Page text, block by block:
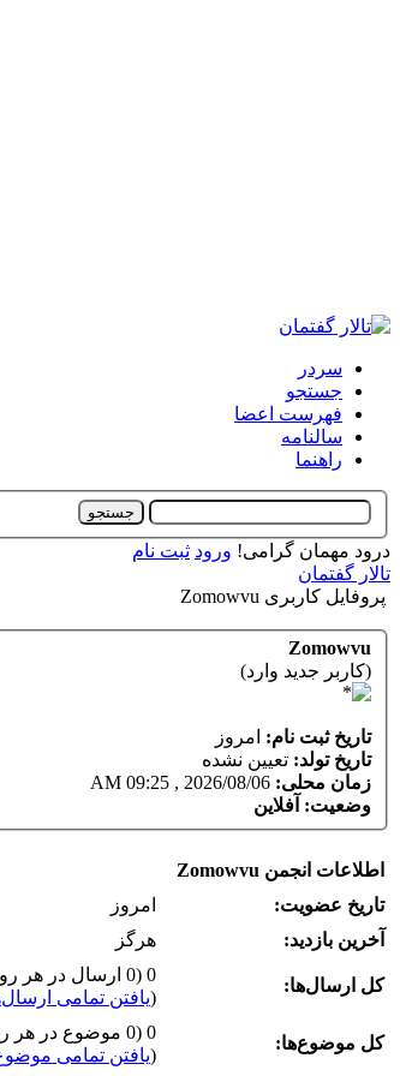
سردر
جستجو
فهرست اعضا
سالنامه
راهنما
درود مهمان گرامی! ورود ثبت نام
تالار گفتمان
پروفایل کاربری Zomowvu
Zomowvu
(کاربر جدید وارد)
تاریخ ثبت نام: امروز
تاریخ تولد: تعیین نشده
زمان محلی: 2026/08/06 , 09:25 AM
وضعیت: آفلاین
اطلاعات انجمن Zomowvu
تاریخ عضویت:
امروز
آخرین بازدید:
هرگز
کل ارسال‌ها:
0 (0 ارسال در هر روز | 0 درصد از کل ارسال‌ها)
(یافتن تمامی
کل موضوع‌ها:
0 (0 موضوع در هر روز | 0 درصد از کل موضوع‌ها)
(یافتن تمامی